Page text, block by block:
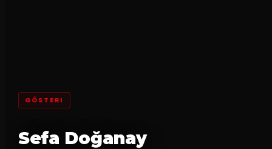
GÖSTERI
Sefa Doğanay